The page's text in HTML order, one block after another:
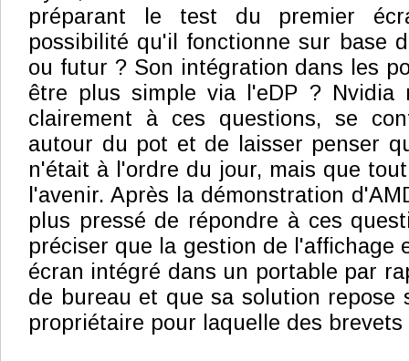
préparant le test du premier
possibilité qu'il fonctionne sur base
ou futur ? Son intégration dans les
être plus simple via l'eDP ? Nvidia
clairement à ces questions, se
autour du pot et de laisser penser
n'était à l'ordre du jour, mais que
l'avenir. Après la démonstration
plus pressé de répondre à ces
préciser que la gestion de l'affichage
écran intégré dans un portable par
de bureau et que sa solution repose
propriétaire pour laquelle des